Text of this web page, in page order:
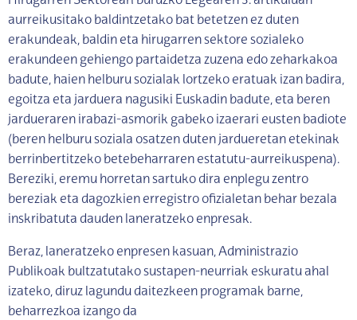
aurreikusitako baldintzetako bat betetzen ez duten
erakundeak, baldin eta hirugarren sektore sozialeko
erakundeen gehiengo partaidetza zuzena edo zeharkakoa
badute, haien helburu sozialak lortzeko eratuak izan badira,
egoitza eta jarduera nagusiki Euskadin badute, eta beren
jardueraren irabazi-asmorik gabeko izaerari eusten badiote
(beren helburu soziala osatzen duten jardueretan etekinak
berrinbertitzeko betebeharraren estatutu-aurreikuspena).
Bereziki, eremu horretan sartuko dira enplegu zentro
bereziak eta dagozkien erregistro ofizialetan behar bezala
inskribatuta dauden laneratzeko enpresak.
Beraz, laneratzeko enpresen kasuan, Administrazio
Publikoak bultzatutako sustapen-neurriak eskuratu ahal
izateko, diruz lagundu daitezkeen programak barne,
beharrezkoa izango da